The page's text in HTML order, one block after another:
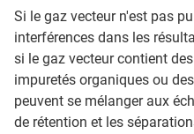
Si le gaz vecteur n'est pas
interférences dans les
si le gaz vecteur contient
impuretés organiques ou
peuvent se mélanger aux
de rétention et les